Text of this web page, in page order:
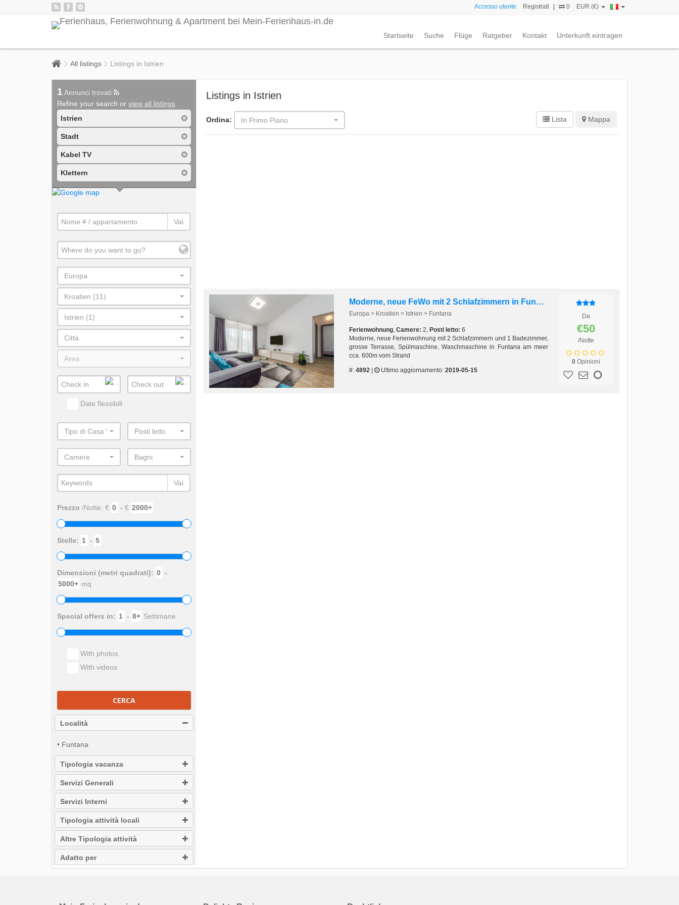
Accesso utente Registrati 0 EUR (€)
Startseite Suche Flüge Ratgeber Kontakt Unterkunft eintragen
All listings Listings in Istrien
Listings in Istrien
Ordina: In Primo Piano Lista Mappa
Moderne, neue FeWo mit 2 Schlafzimmern in Funtana am Meer
Europa > Kroatien > Istrien > Funtana
Ferienwohnung, Camere: 2, Posti letto: 6
Moderne, neue Ferienwohnung mit 2 Schlafzimmern und 1 Badezimmer,
grosse Terrasse, Spülmaschine, Waschmaschine in Funtana am meer
cca. 600m vom Strand
#: 4892| Ultimo aggiornamento: 2019-05-15
Da
€50
/Notte
0Opinioni
1 Annunci trovati
Refine your search or view all listings
Istrien
Stadt
Kabel TV
Klettern
Vai
Europa
Kroatien (11)
Istrien (1)
Città
Area
Date flessibili
Tipo di Casa Vacanza Posti letto
Camere Bagni
Vai
Prezzo /Notte: € - €
Stelle: -
Dimensioni (metri quadrati):
-
mq
Special offers in: - Settimane
With photos
With videos
CERCA
Località
• Funtana
Tipologia vacanza
Servizi Generali
Servizi Interni
Tipologia attività locali
Altre Tipologia attività
Adatto per